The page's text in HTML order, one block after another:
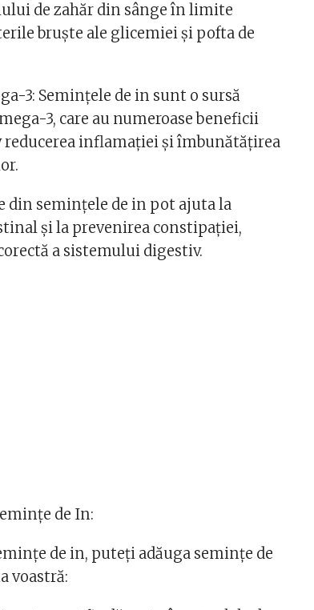
de zahăr din sânge în limite
bruște ale glicemiei și pofta de
3: Semințele de in sunt o sursă
3, care au numeroase beneficii
inflamației și îmbunătățirea
din semințele de in pot ajuta la
și la prevenirea constipației,
a sistemului digestiv.
de In:
de in, puteți adăuga semințe de
voastră: